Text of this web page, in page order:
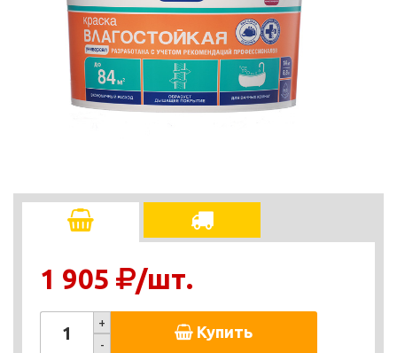
1 905 /шт.
+
-
Купить